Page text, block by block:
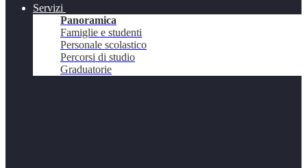
Servizi
Panoramica
Famiglie e studenti
Personale scolastico
Percorsi di studio
Graduatorie